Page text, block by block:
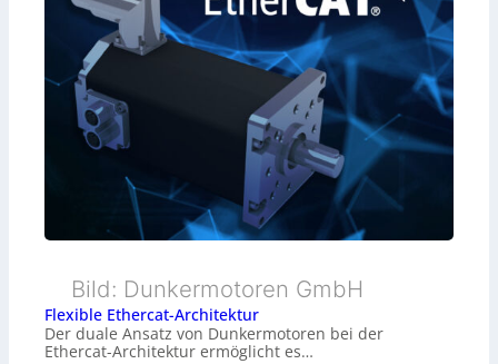
Bild: Dunkermotoren GmbH
Flexible Ethercat-Architektur
Der duale Ansatz von Dunkermotoren bei der
Ethercat-Architektur ermöglicht es…